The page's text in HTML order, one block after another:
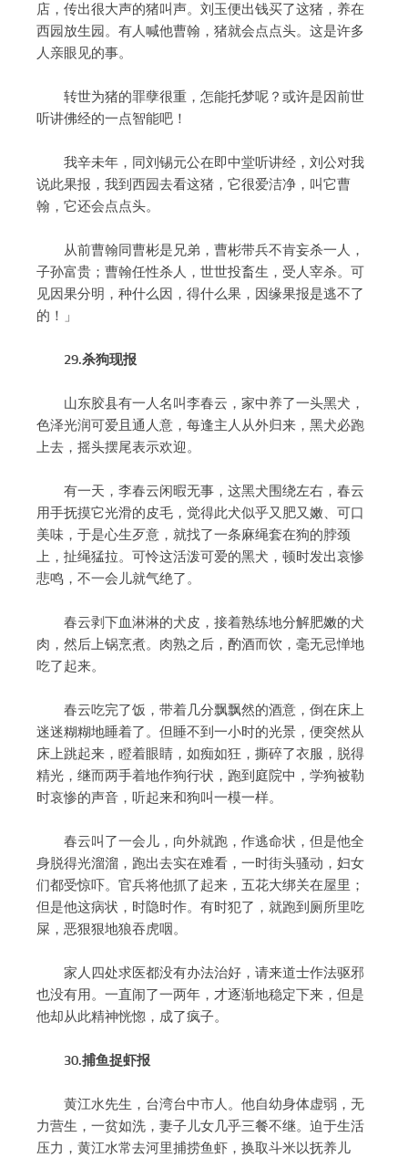
店，传出很大声的猪叫声。刘玉便出钱买了这猪，养在
西园放生园。有人喊他曹翰，猪就会点点头。这是许多
人亲眼见的事。
转世为猪的罪孽很重，怎能托梦呢？或许是因前世
听讲佛经的一点智能吧！
我辛未年，同刘锡元公在即中堂听讲经，刘公对我
说此果报，我到西园去看这猪，它很爱洁净，叫它曹
翰，它还会点点头。
从前曹翰同曹彬是兄弟，曹彬带兵不肯妄杀一人，
子孙富贵；曹翰任性杀人，世世投畜生，受人宰杀。可
见因果分明，种什么因，得什么果，因缘果报是逃不了
的！」
29.杀狗现报
山东胶县有一人名叫李春云，家中养了一头黑犬，
色泽光润可爱且通人意，每逢主人从外归来，黑犬必跑
上去，摇头摆尾表示欢迎。
有一天，李春云闲暇无事，这黑犬围绕左右，春云
用手抚摸它光滑的皮毛，觉得此犬似乎又肥又嫩、可口
美味，于是心生歹意，就找了一条麻绳套在狗的脖颈
上，扯绳猛拉。可怜这活泼可爱的黑犬，顿时发出哀惨
悲鸣，不一会儿就气绝了。
春云剥下血淋淋的犬皮，接着熟练地分解肥嫩的犬
肉，然后上锅烹煮。肉熟之后，酌酒而饮，毫无忌惮地
吃了起来。
春云吃完了饭，带着几分飘飘然的酒意，倒在床上
迷迷糊糊地睡着了。但睡不到一小时的光景，便突然从
床上跳起来，瞪着眼睛，如痴如狂，撕碎了衣服，脱得
精光，继而两手着地作狗行状，跑到庭院中，学狗被勒
时哀惨的声音，听起来和狗叫一模一样。
春云叫了一会儿，向外就跑，作逃命状，但是他全
身脱得光溜溜，跑出去实在难看，一时街头骚动，妇女
们都受惊吓。官兵将他抓了起来，五花大绑关在屋里；
但是他这病状，时隐时作。有时犯了，就跑到厕所里吃
屎，恶狠狠地狼吞虎咽。
家人四处求医都没有办法治好，请来道士作法驱邪
也没有用。一直闹了一两年，才逐渐地稳定下来，但是
他却从此精神恍惚，成了疯子。
30.捕鱼捉虾报
黄江水先生，台湾台中市人。他自幼身体虚弱，无
力营生，一贫如洗，妻子儿女几乎三餐不继。迫于生活
压力，黄江水常去河里捕捞鱼虾，换取斗米以抚养儿